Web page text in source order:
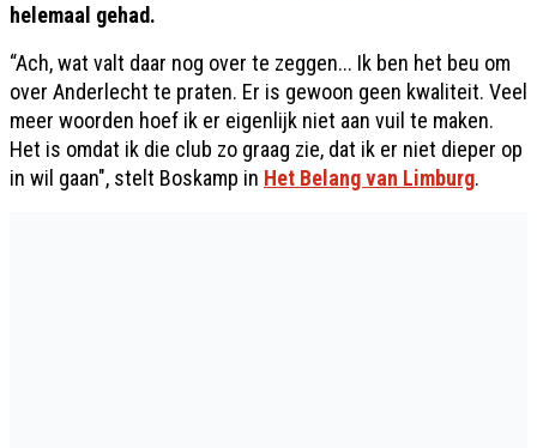
helemaal gehad.
“Ach, wat valt daar nog over te zeggen... Ik ben het beu om
over Anderlecht te praten. Er is gewoon geen kwaliteit. Veel
meer woorden hoef ik er eigenlijk niet aan vuil te maken.
Het is omdat ik die club zo graag zie, dat ik er niet dieper op
in wil gaan", stelt Boskamp in Het Belang van Limburg.